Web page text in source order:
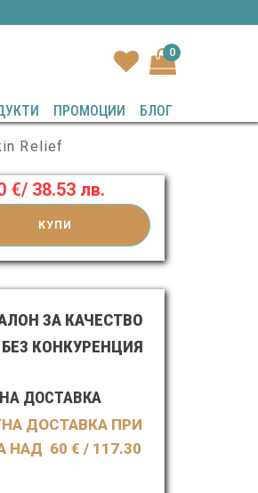
0
ПРОМОЦИИ БЛОГ
Relief
€/ 38.53 лв.
КУПИ
ЗА КАЧЕСТВО
КОНКУРЕНЦИЯ
ДОСТАВКА
ДОСТАВКА ПРИ
НАД 60 € / 117.30